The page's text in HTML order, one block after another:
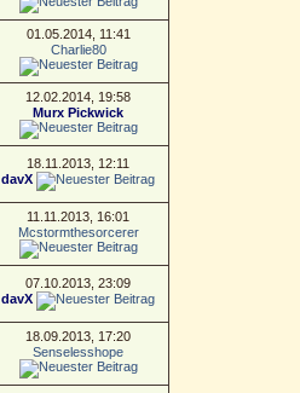
01.05.2014, 11:41
Charlie80
12.02.2014, 19:58
Murx Pickwick
18.11.2013, 12:11
davX
11.11.2013, 16:01
Mcstormthesorcerer
07.10.2013, 23:09
davX
18.09.2013, 17:20
Senselesshope